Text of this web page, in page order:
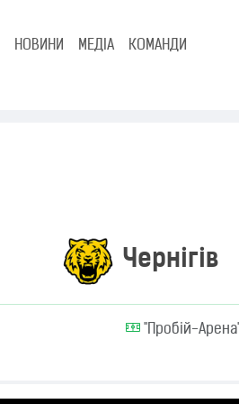
НОВИНИ МЕДІА КОМАНДИ
Чернігів
"Пробій-